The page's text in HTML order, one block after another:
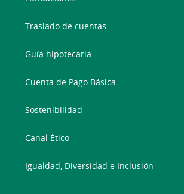
Traslado de cuentas
Guía hipotecaria
Cuenta de Pago Básica
Sostenibilidad
Canal Ético
Igualdad, Diversidad e Inclusión